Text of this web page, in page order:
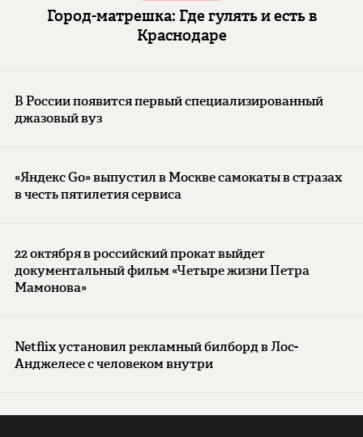
Город-матрешка: Где гулять и есть в
Краснодаре
В России появится первый специализированный
джазовый вуз
«Яндекс Go» выпустил в Москве самокаты в стразах
в честь пятилетия сервиса
22 октября в российский прокат выйдет
документальный фильм «Четыре жизни Петра
Мамонова»
Netflix установил рекламный билборд в Лос-
Анджелесе с человеком внутри